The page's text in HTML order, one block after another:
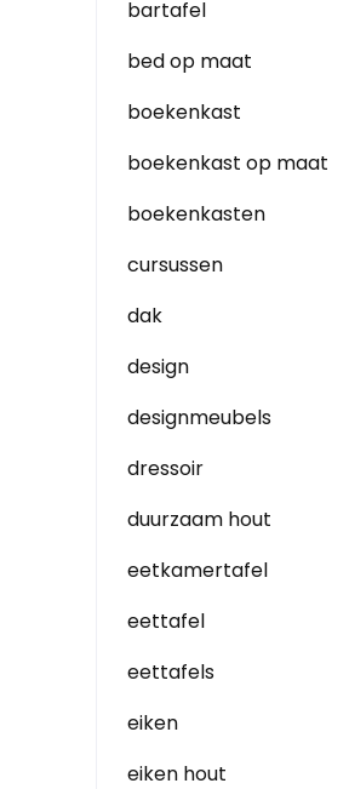
bartafel
bed op maat
boekenkast
boekenkast op maat
boekenkasten
cursussen
dak
design
designmeubels
dressoir
duurzaam hout
eetkamertafel
eettafel
eettafels
eiken
eiken hout